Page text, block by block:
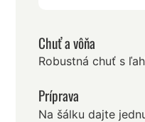
Chuť a vôňa
Robustná chuť s
Príprava
Na šálku dajte